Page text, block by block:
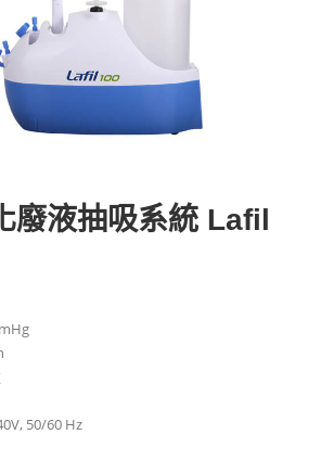
廢液抽吸系統 Lafil
50/60 Hz